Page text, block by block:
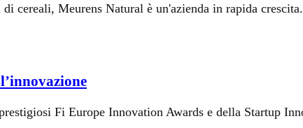
cereali, Meurens Natural è un'azienda in rapida crescita.
Fi Europe Innovation Awards e della Startup